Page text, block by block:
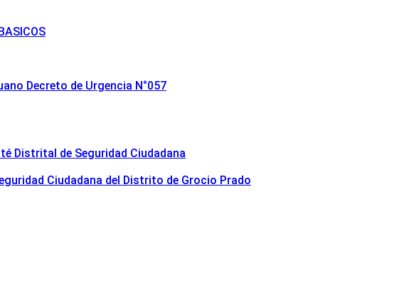
Decreto de Urgencia N°057
Distrital de Seguridad Ciudadana
Ciudadana del Distrito de Grocio Prado